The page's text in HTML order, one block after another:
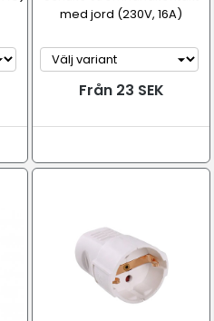
med jord (230V, 16A)
Från 23 SEK